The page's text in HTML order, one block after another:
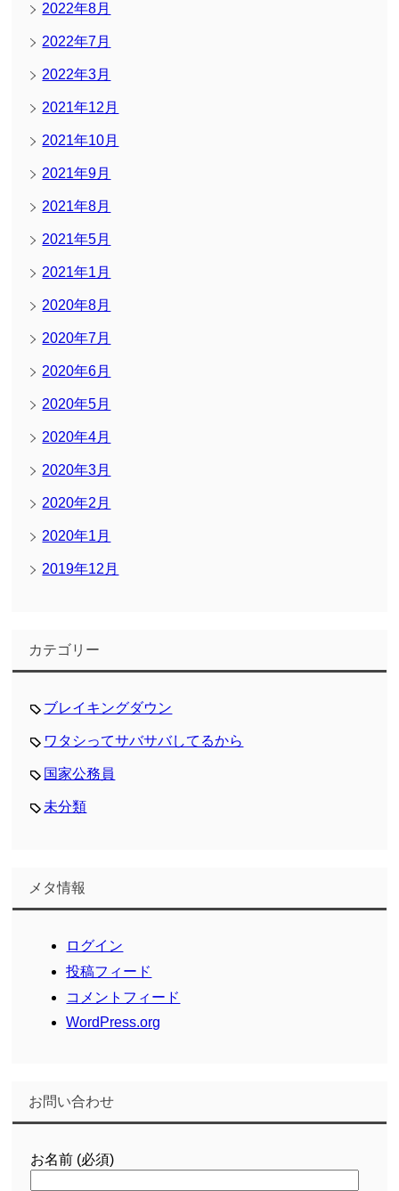
2022年8月
2022年7月
2022年3月
2021年12月
2021年10月
2021年9月
2021年8月
2021年5月
2021年1月
2020年8月
2020年7月
2020年6月
2020年5月
2020年4月
2020年3月
2020年2月
2020年1月
2019年12月
カテゴリー
ブレイキングダウン
ワタシってサバサバしてるから
国家公務員
未分類
メタ情報
ログイン
投稿フィード
コメントフィード
WordPress.org
お問い合わせ
お名前 (必須)